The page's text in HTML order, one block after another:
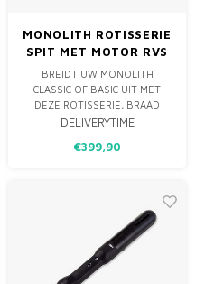
MONOLITH ROTISSERIE
SPIT MET MOTOR RVS
- CLASSIC
BREIDT UW MONOLITH
CLASSIC OF BASIC UIT MET
DEZE ROTISSERIE, BRAAD
HEERLIJKE KIP, ROLLADES OF
ROTISSERIE. DE ROTISSERIE
KLEMMEN. DE BATTERIJ
AANGEDREVEN MOTOR MET
METALEN BEH
DELIVERYTIME
€399,90